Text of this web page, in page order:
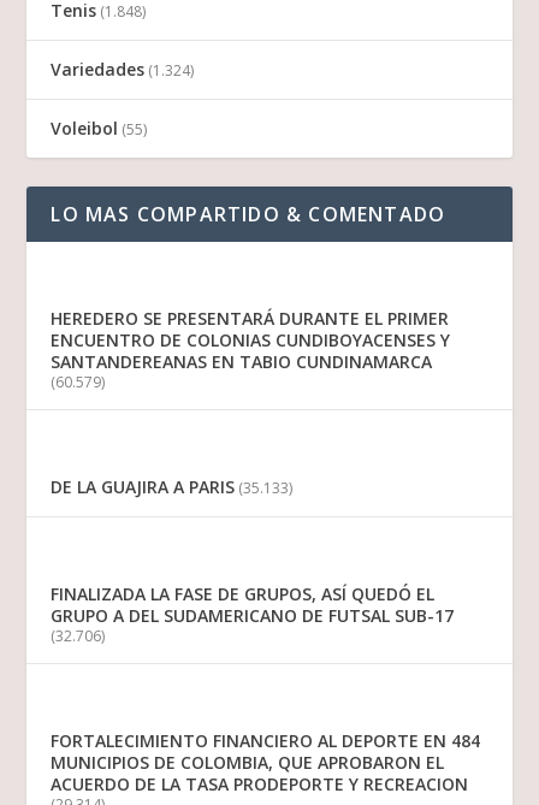
Tenis (1.848)
Variedades (1.324)
Voleibol (55)
LO MAS COMPARTIDO & COMENTADO
HEREDERO SE PRESENTARÁ DURANTE EL PRIMER
ENCUENTRO DE COLONIAS CUNDIBOYACENSES Y
SANTANDEREANAS EN TABIO CUNDINAMARCA
(60.579)
DE LA GUAJIRA A PARIS (35.133)
FINALIZADA LA FASE DE GRUPOS, ASÍ QUEDÓ EL
GRUPO A DEL SUDAMERICANO DE FUTSAL SUB-17
(32.706)
FORTALECIMIENTO FINANCIERO AL DEPORTE EN 484
MUNICIPIOS DE COLOMBIA, QUE APROBARON EL
ACUERDO DE LA TASA PRODEPORTE Y RECREACION